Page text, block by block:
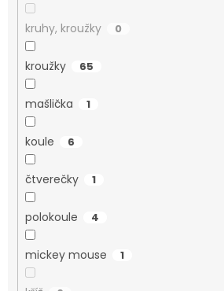
kruhy, kroužky 0
kroužky 65
mašlička 1
koule 6
čtverečky 1
polokoule 4
mickey mouse 1